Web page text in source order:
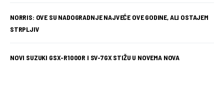
NORRIS: OVE SU NADOGRADNJE NAJVEĆE OVE GODINE, ALI OSTAJEM
STRPLJIV
NOVI SUZUKI GSX-R1000R I SV-7GX STIŽU U NOVEMA NOVA